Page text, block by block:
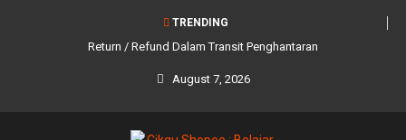
TRENDING
Return / Refund Dalam Transit Penghantaran
August 7, 2026